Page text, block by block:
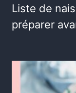
Liste de
préparer